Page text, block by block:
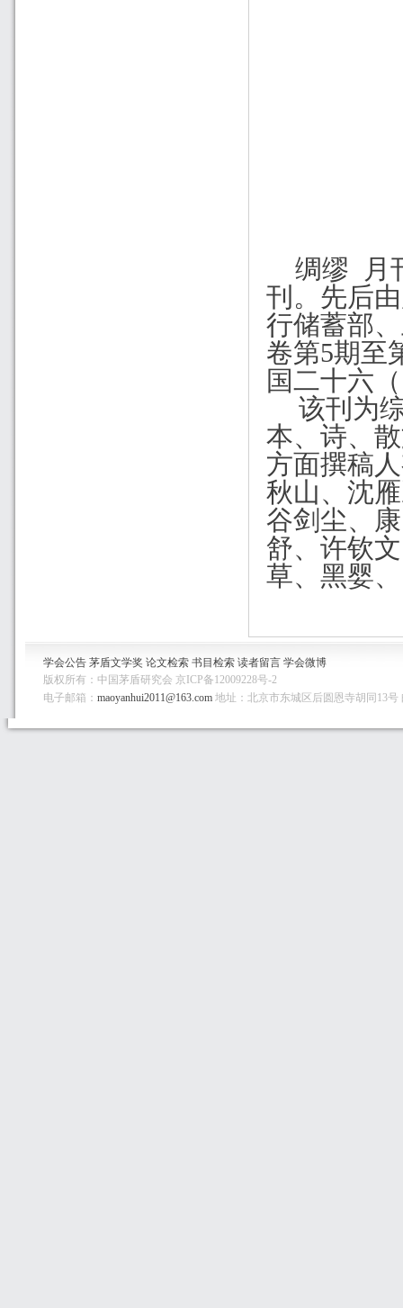
绸缪
月
刊。先后
行储蓄部
卷第5期至
国二十六（
该刊为
本、诗、
方面撰稿
秋山、沈
谷剑尘、
舒、许钦
草、黑婴
学会公告 茅盾文学奖 论文检索 书目检索 读者留言 学会微博
版权所有：中国茅盾研究会 京ICP备12009228号-2
电子邮箱： maoyanhui2011@163.com 地址：北京市东城区后圆恩寺胡同13号